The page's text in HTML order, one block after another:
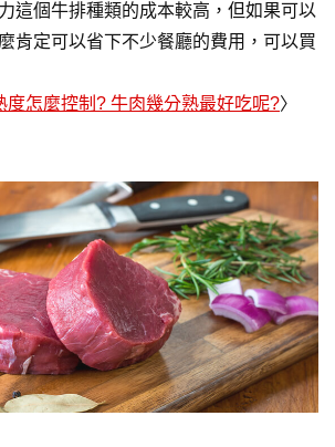
這個牛排種類的成本較高，但如果可以
肯定可以省下不少餐廳的費用，可以買
度怎麼控制? 牛肉幾分熟最好吃呢?〉